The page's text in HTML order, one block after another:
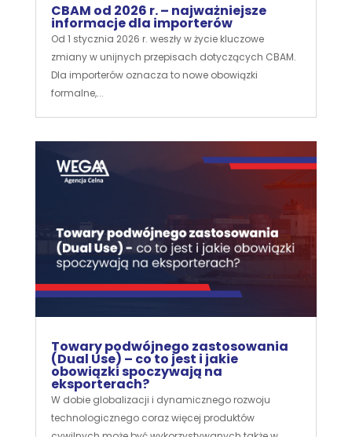
CBAM od 2026 r. – najważniejsze
informacje dla importerów
Od 1 stycznia 2026 r. weszły w życie kluczowe
zmiany w unijnych przepisach dotyczących CBAM.
Dla importerów oznacza to nowe obowiązki
formalne,...
Towary podwójnego zastosowania
(Dual Use) – co to jest i jakie
obowiązki spoczywają na
eksporterach?
W dobie globalizacji i dynamicznego rozwoju
technologicznego coraz więcej produktów